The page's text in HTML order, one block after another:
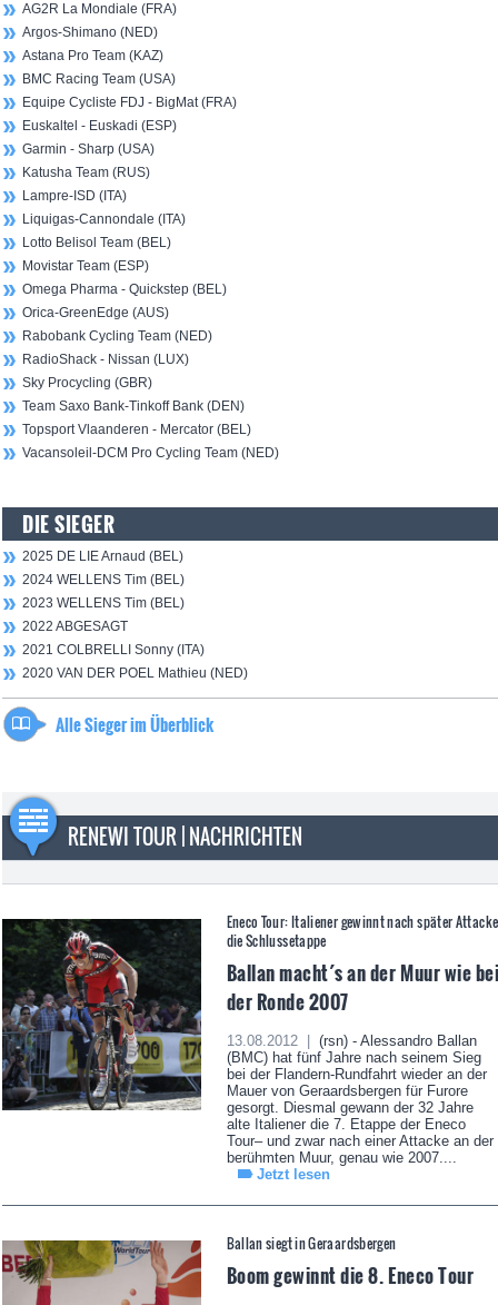
AG2R La Mondiale (FRA)
Argos-Shimano (NED)
Astana Pro Team (KAZ)
BMC Racing Team (USA)
Equipe Cycliste FDJ - BigMat (FRA)
Euskaltel - Euskadi (ESP)
Garmin - Sharp (USA)
Katusha Team (RUS)
Lampre-ISD (ITA)
Liquigas-Cannondale (ITA)
Lotto Belisol Team (BEL)
Movistar Team (ESP)
Omega Pharma - Quickstep (BEL)
Orica-GreenEdge (AUS)
Rabobank Cycling Team (NED)
RadioShack - Nissan (LUX)
Sky Procycling (GBR)
Team Saxo Bank-Tinkoff Bank (DEN)
Topsport Vlaanderen - Mercator (BEL)
Vacansoleil-DCM Pro Cycling Team (NED)
DIE SIEGER
2025 DE LIE Arnaud (BEL)
2024 WELLENS Tim (BEL)
2023 WELLENS Tim (BEL)
2022 ABGESAGT
2021 COLBRELLI Sonny (ITA)
2020 VAN DER POEL Mathieu (NED)
Alle Sieger im Überblick
RENEWI TOUR | NACHRICHTEN
Eneco Tour: Italiener gewinnt nach später Attacke
die Schlussetappe
Ballan macht´s an der Muur wie
der Ronde 2007
13.08.2012 |
(rsn) - Alessandro Ballan
(BMC) hat fünf Jahre nach seinem Sieg
bei der Flandern-Rundfahrt wieder an der
Mauer von Geraardsbergen für Furore
gesorgt. Diesmal gewann der 32 Jahre
alte Italiener die 7. Etappe der Eneco
Tour– und zwar nach einer Attacke an der
berühmten Muur, genau wie 2007....
Jetzt lesen
Ballan siegt in Geraardsbergen
Boom gewinnt die 8. Eneco Tour